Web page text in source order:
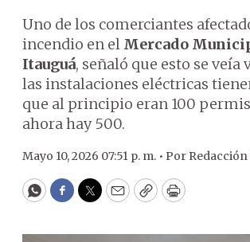
Uno de los comerciantes
incendio en el Mercado
Itauguá, señaló que esto se veía
las instalaciones eléctricas
que al principio eran 100
ahora hay 500.
Mayo 10, 2026 07:51 p. m. • Por Redacción
WhatsApp
Facebook
Twitter
EmailCopyPrint